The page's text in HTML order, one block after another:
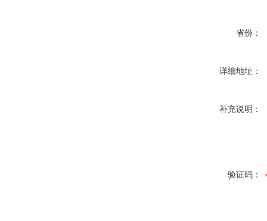
省份：
详细地址：
补充说明：
验证码：